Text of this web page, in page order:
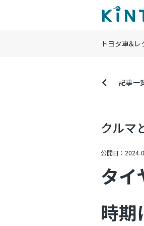
トヨタ車&
記事一
クルマ
公開日：
タイ
時期